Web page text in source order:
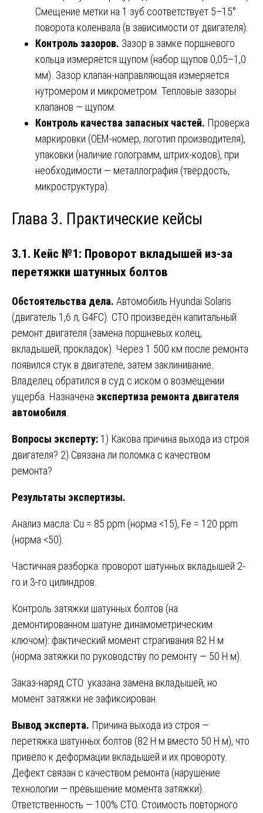
Смещение метки на 1 зуб соответствует 5–15°
поворота коленвала (в зависимости от двигателя).
Контроль зазоров. Зазор в замке поршневого
кольца измеряется щупом (набор щупов 0,05–1,0
мм). Зазор клапан-направляющая измеряется
нутромером и микрометром. Тепловые зазоры
клапанов — щупом.
Контроль качества запасных частей. Проверка
маркировки (OEM-номер, логотип производителя),
упаковки (наличие голограмм, штрих-кодов), при
необходимости — металлография (твёрдость,
микроструктура).
Глава 3. Практические кейсы
3.1. Кейс №1: Проворот вкладышей из-за
перетяжки шатунных болтов
Обстоятельства дела. Автомобиль Hyundai Solaris
(двигатель 1,6 л, G4FC). СТО произведён капитальный
ремонт двигателя (замена поршневых колец,
вкладышей, прокладок). Через 1 500 км после ремонта
появился стук в двигателе, затем заклинивание.
Владелец обратился в суд с иском о возмещении
ущерба. Назначена экспертиза ремонта двигателя
автомобиля
Вопросы эксперту: 1) Какова причина выхода из строя
двигателя? 2) Связана ли поломка с качеством
ремонта?
Результаты экспертизы.
Анализ масла: Cu = 85 ppm (норма <15), Fe = 120 ppm
(норма <50).
Частичная разборка: проворот шатунных вкладышей 2-
го и 3-го цилиндров.
Контроль затяжки шатунных болтов (на
демонтированном шатуне динамометрическим
ключом): фактический момент страгивания 82 Н·м
(норма затяжки по руководству по ремонту — 50 Н·м).
Заказ-наряд СТО: указана замена вкладышей, но
момент затяжки не зафиксирован.
Вывод эксперта. Причина выхода из строя —
перетяжка шатунных болтов (82 Н·м вместо 50 Н·м), что
привело к деформации вкладышей и их провороту.
Дефект связан с качеством ремонта (нарушение
технологии — превышение момента затяжки).
Ответственность — 100% СТО. Стоимость повторного